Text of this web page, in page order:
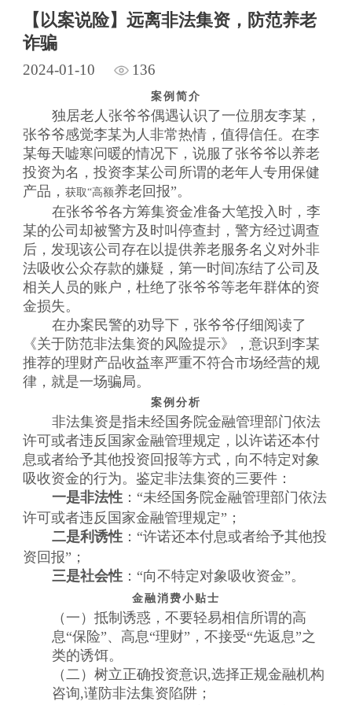
【以案说险】远离非法集资，防范养老
诈骗
2024-01-10 136
案例简介
独居老人张爷爷偶遇认识了一位朋友李某，
张爷爷感觉李某为人非常热情，值得信任。在李
某每天嘘寒问暖的情况下，说服了张爷爷以养老
投资为名，投资李某公司所谓的老年人专用保健
产品， 获取“高额养老回报”。
在张爷爷各方筹集资金准备大笔投入时，李
某的公司却被警方及时叫停查封，警方经过调查
后，发现该公司存在以提供养老服务名义对外非
法吸收公众存款的嫌疑，第一时间冻结了公司及
相关人员的账户，杜绝了张爷爷等老年群体的资
金损失。
在办案民警的劝导下，张爷爷仔细阅读了
《关于防范非法集资的风险提示》，意识到李某
推荐的理财产品收益率严重不符合市场经营的规
律，就是一场骗局。
案例分析
非法集资是指未经国务院金融管理部门依法
许可或者违反国家金融管理规定，以许诺还本付
息或者给予其他投资回报等方式，向不特定对象
吸收资金的行为。鉴定非法集资的三要件：
一是非法性：“未经国务院金融管理部门依法
许可或者违反国家金融管理规定”；
二是利诱性：“许诺还本付息或者给予其他投
资回报”；
三是社会性：“向不特定对象吸收资金”。
金融消费小贴士
（一）抵制诱惑，不要轻易相信所谓的高
息“保险”、高息“理财”，不接受“先返息”之
类的诱饵。
（二）树立正确投资意识,选择正规金融机构
咨询,谨防非法集资陷阱；